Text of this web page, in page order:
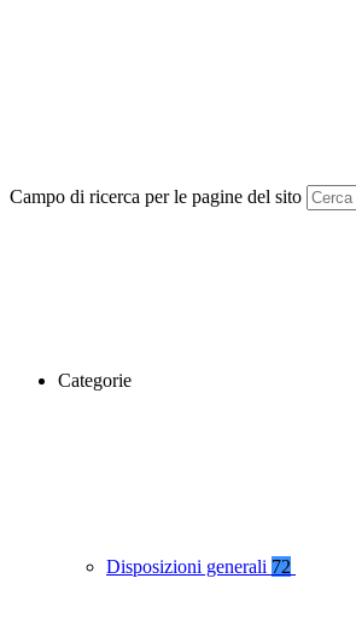
Campo di ricerca per le pagine del sito
Categorie
Disposizioni generali 72